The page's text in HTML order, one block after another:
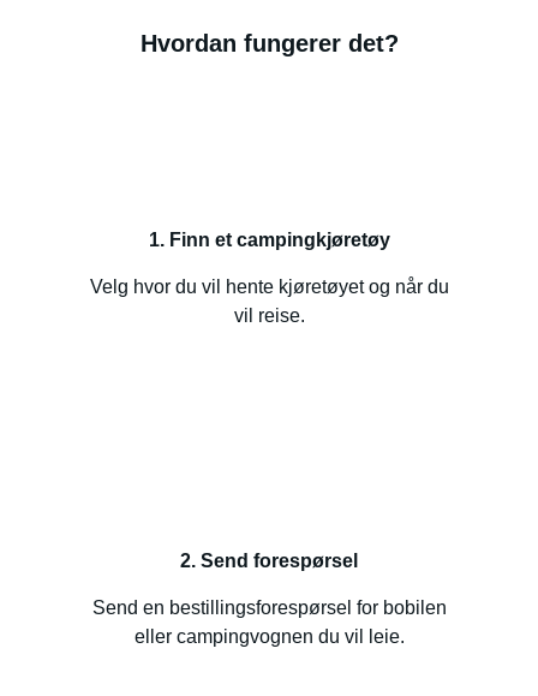
Hvordan fungerer det?
1. Finn et campingkjøretøy
Velg hvor du vil hente kjøretøyet og når du
vil reise.
2. Send forespørsel
Send en bestillingsforespørsel for bobilen
eller campingvognen du vil leie.